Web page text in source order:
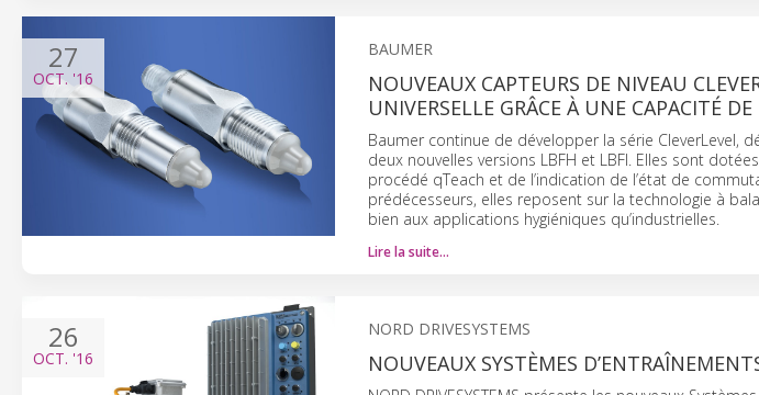
27
OCT. '16
BAUMER
NOUVEAUX CAPTEURS DE NIVEAU
UNIVERSELLE GRÂCE À UNE CAPACITÉ
Baumer continue de développer la série CleverLevel,
deux nouvelles versions LBFH et LBFI. Elles sont
procédé qTeach et de l’indication de l’état de
prédécesseurs, elles reposent sur la technologie à
bien aux applications hygiéniques qu’industrielles.
Lire la suite…
26
OCT. '16
NORD DRIVESYSTEMS
NOUVEAUX SYSTÈMES